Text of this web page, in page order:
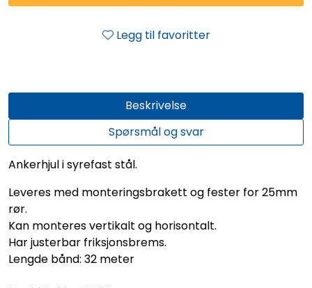
Legg til favoritter
Beskrivelse
Spørsmål og svar
Ankerhjul i syrefast stål.
Leveres med monteringsbrakett og fester for 25mm
rør.
Kan monteres vertikalt og horisontalt.
Har justerbar friksjonsbrems.
Lengde bånd: 32 meter